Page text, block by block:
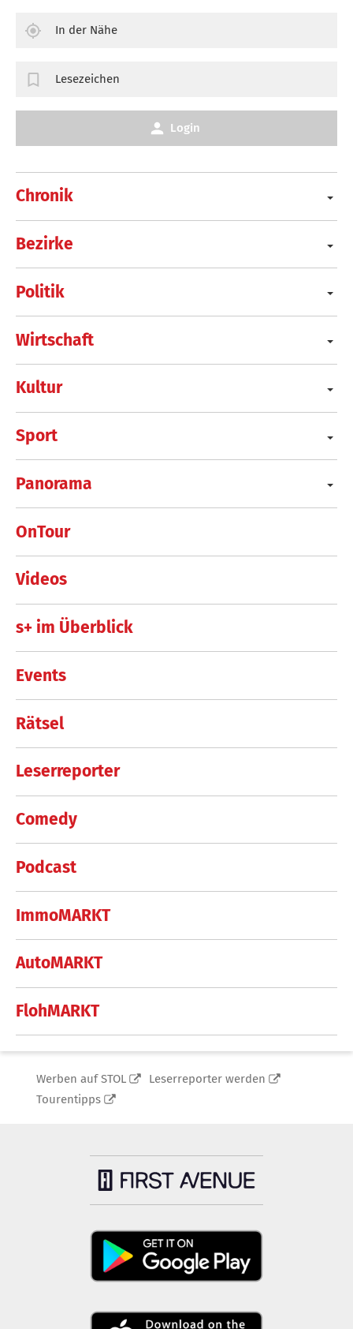
Chronik
Bezirke
Politik
Wirtschaft
Kultur
Sport
Panorama
OnTour
Videos
s+ im Überblick
Events
Rätsel
Leserreporter
Comedy
Podcast
ImmoMARKT
AutoMARKT
FlohMARKT
In der Nähe
Lesezeichen
Login
Werben auf STOL
Leserreporter werden
Tourentipps